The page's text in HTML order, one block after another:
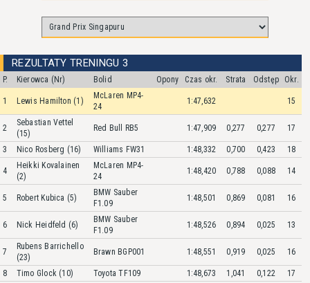
REZULTATY TRENINGU 3
P. Kierowca (Nr) Bolid Opony Czas okr. Strata Odstęp Okr.
1 Lewis Hamilton (1)
McLaren MP4-
24
1:47,632 15
2
Sebastian Vettel
(15)
Red Bull RB5 1:47,909 0,277 0,277 17
3 Nico Rosberg (16) Williams FW31 1:48,332 0,700 0,423 18
4
Heikki Kovalainen
(2)
McLaren MP4-
24
1:48,420 0,788 0,088 14
5 Robert Kubica (5)
BMW Sauber
F1.09
1:48,501 0,869 0,081 16
6 Nick Heidfeld (6)
BMW Sauber
F1.09
1:48,526 0,894 0,025 13
7
Rubens Barrichello
(23)
Brawn BGP001 1:48,551 0,919 0,025 16
8 Timo Glock (10) Toyota TF109 1:48,673 1,041 0,122 17